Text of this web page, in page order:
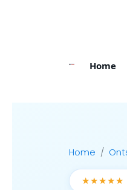
Home
Home
★★★★★